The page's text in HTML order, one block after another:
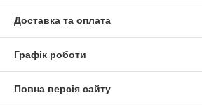
Доставка та оплата
Графік роботи
Повна версія сайту